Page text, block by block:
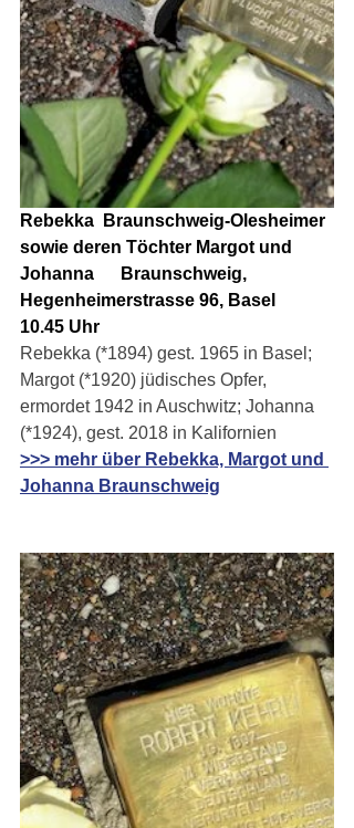
Rebekka  Braunschweig-Olesheimer
sowie deren Töchter Margot und
Johanna      Braunschweig,
Hegenheimerstrasse 96, Basel
10.45 Uhr
Rebekka (*1894) gest. 1965 in Basel;
Margot (*1920) jüdisches Opfer,
ermordet 1942 in Auschwitz; Johanna
(*1924), gest. 2018 in Kalifornien
>>> mehr über Rebekka, Margot und
Johanna Braunschweig